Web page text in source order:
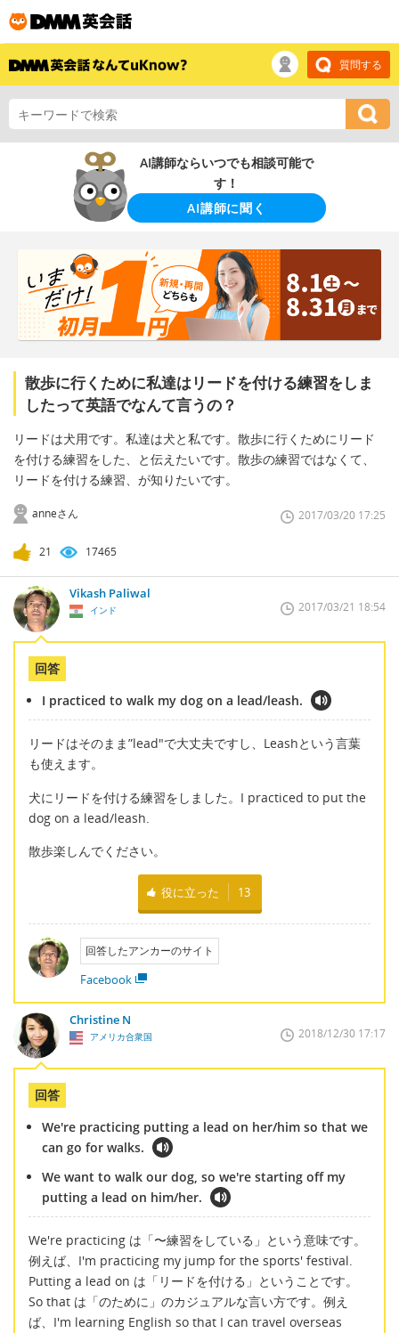
質問する
AI講師ならいつでも相談可能で
す！
AI講師に聞く
散歩に行くために私達はリードを付ける練習をしま
したって英語でなんて言うの？
リードは犬用です。私達は犬と私です。散歩に行くためにリード
を付ける練習をした、と伝えたいです。散歩の練習ではなくて、
リードを付ける練習、が知りたいです。
anneさん 2017/03/20 17:25
21 17465
Vikash Paliwal
インド 2017/03/21 18:54
回答
I practiced to walk my dog on a lead/leash.
リードはそのまま”lead"で大丈夫ですし、Leashという言葉
も使えます。
犬にリードを付ける練習をしました。I practiced to put the
dog on a lead/leash.
散歩楽しんでください。
役に立った 13
回答したアンカーのサイト
Facebook
Christine N
アメリカ合衆国 2018/12/30 17:17
回答
We're practicing putting a lead on her/him so that we
can go for walks.
We want to walk our dog, so we're starting off my
putting a lead on him/her.
We're practicing は「〜練習をしている」という意味です。
例えば、I'm practicing my jump for the sports' festival.
Putting a lead on は「リードを付ける」ということです。
So that は「のために」のカジュアルな言い方です。例え
ば、I'm learning English so that I can travel overseas